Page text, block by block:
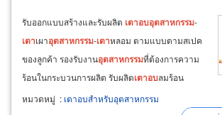
รับออกแบบสร้างและรับผลิต เตาอบอุตสาหกรรม-
เตาเผาอุตสาหกรรม-เตาหลอม ตามแบบตามสเปค
ของลูกค้า รองรับงานอุตสาหกรรมที่ต้องการความ
ร้อนในกระบวนการผลิต รับผลิตเตาอบลมร้อน
หมุนเวียน ตู้อบลมร้อนหมุนเวียน ควมคุมอุณหภูมิ
หมวดหมู่ : เตาอบสำหรับอุตสาหกรรม